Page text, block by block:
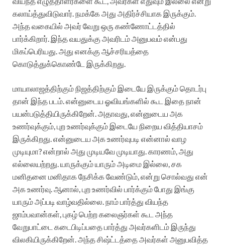
கலாய்த்துவிடுவார். நமக்கே அது அதிர்ச்சியாக இருக்கும்.
அந்த வகையில் அவர் வேறு ஒரு கண்ணோட்டத்தில்
பார்க்கிறார். இந்த வயதுக்கு அவரிடம் அனுபவம் என்பது
மிகப்பெரியது. அது எனக்கு ஆச்சரியத்தை
கொடுத்துக்கொண்டே இருக்கிறது.
மாயாலாஜத்திற்கும் நிஜத்திற்கும் இடையே இருக்கும் தொடர்பு
தான் இந்த படம். என்னுடைய ஓவியங்களில் கூட இதை நான்
பயன்படுத்தியிருக்கிறேன். அதாவது, என்னுடைய அக
உணர்வுக்கும், புற உணர்வுக்கும் இடையே நிறைய வித்தியாசம்
இருக்கிறது. என்னுடைய அக உணர்வுபடி என்னால் வாழ
முடியுமா? என்றால் அது முடியவே முடியாது. காரணம், அது
எல்லையற்றது. யாருக்கும் யாரும் அடிமை இல்லை, சக
மனிதனை மனிதாக நேசிக்க வேண்டும், என்று சொல்வது என்
அக உணர்வு. ஆனால், புற உணர்வில் பார்க்கும் போது இங்கு
யாரும் அப்படி வாழ்வதில்லை. நாம் பார்த்து வியந்த
ஜாம்பவான்கள், புகழ் பெற்ற கலைஞர்கள் கூட அந்த
வேறுபாட்டை கடைபிடிப்பதை பார்த்து அவர்களிடம் இருந்து
விலகியிருக்கிறேன். அந்த சிஷ்ட்டத்தை அவர்கள் அனுபவித்த